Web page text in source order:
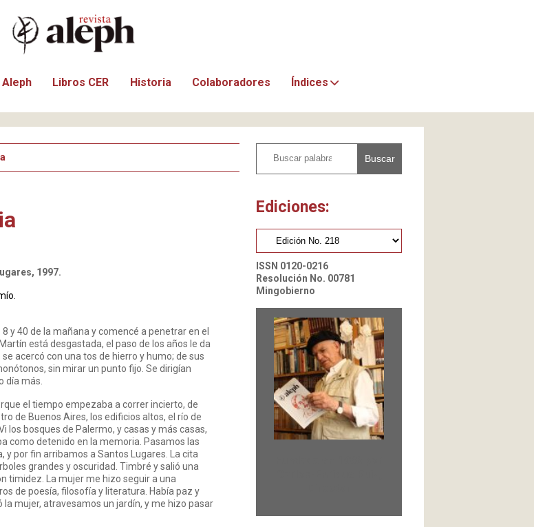
Libros CER Historia Colaboradores Índices
1997.
y 40 de la mañana y comencé a penetrar en el
está desgastada, el paso de los años le da
acercó con una tos de hierro y humo; de sus
sin mirar un punto fijo. Se dirigían
día más.
el tiempo empezaba a correr incierto, de
de Buenos Aires, los edificios altos, el río de
los bosques de Palermo, y casas y más casas,
como detenido en la memoria. Pasamos las
y por fin arribamos a Santos Lugares. La cita
grandes y oscuridad. Timbré y salió una
timidez. La mujer me hizo seguir a una
de poesía, filosofía y literatura. Había paz y
mujer, atravesamos un jardín, y me hizo pasar
Buscar
Ediciones:
ISSN 0120-0216
Resolución No. 00781
Mingobierno